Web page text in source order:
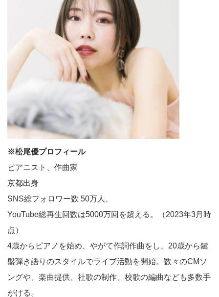
※松尾優プロフィール
ピアニスト、作曲家
京都出身
​SNS総フォロワー数 50万人、
YouTube総再生回数は5000万回を超える。​（2023年3月時
点）
​4歳からピアノを始め、やがて作詞作曲をし、20歳から鍵
盤弾き語りのスタイルでライブ活動を開始。数々のCMソ
ングや、楽曲提供、社歌の制作、校歌の編曲なども多数手
がける。